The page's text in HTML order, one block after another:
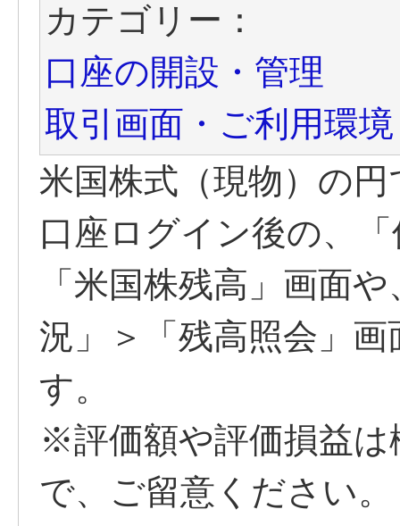
カテゴリー：
口座の開設・管理
取引画面・ご利用環境
米国株式（現物）の
口座ログイン後の、
「米国株残高」画面
況」＞「残高照会」
す。
※評価額や評価損益
で、ご留意ください。